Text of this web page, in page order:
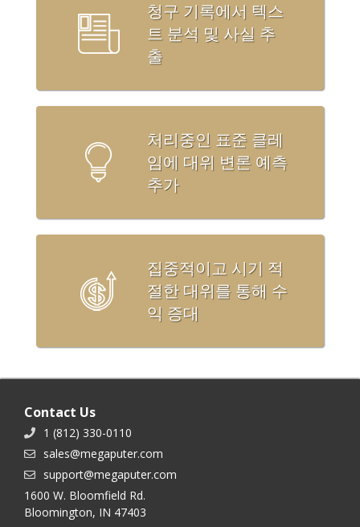
청구 기록에서 텍스
트 분석 및 사실 추
출
처리중인 표준 클레
임에 대위 변론 예측
추가
집중적이고 시기 적
절한 대위를 통해 수
익 증대
Contact Us
1 (812) 330-0110
sales@megaputer.com
support@megaputer.com
1600 W. Bloomfield Rd.
Bloomington, IN 47403